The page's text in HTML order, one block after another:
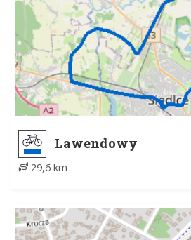
Lawendowy
29,6 km